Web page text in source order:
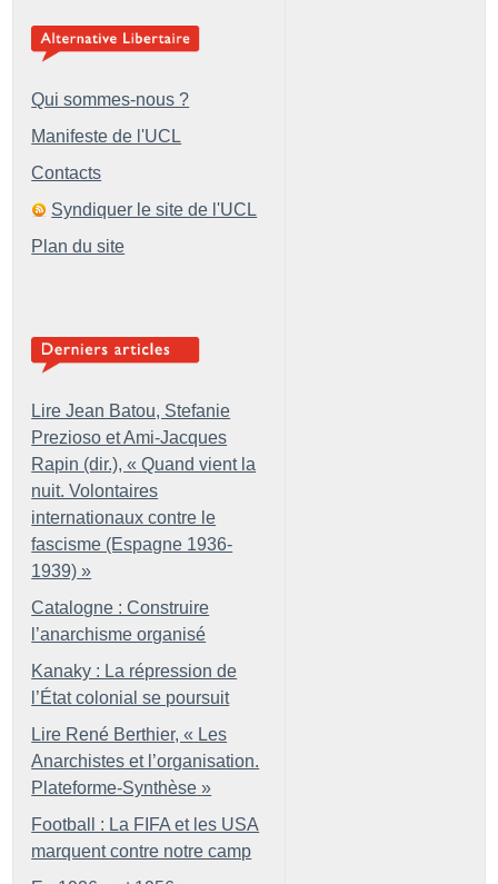
Qui sommes-nous ?
Manifeste de l'UCL
Contacts
Syndiquer le site de l'UCL
Plan du site
Lire Jean Batou, Stefanie
Prezioso et Ami-Jacques
Rapin (dir.), « Quand vient la
nuit. Volontaires
internationaux contre le
fascisme (Espagne 1936-
1939) »
Catalogne : Construire
l’anarchisme organisé
Kanaky : La répression de
l’État colonial se poursuit
Lire René Berthier, « Les
Anarchistes et l’organisation.
Plateforme-Synthèse »
Football : La FIFA et les USA
marquent contre notre camp